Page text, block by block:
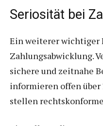
Seriosität bei
Ein weiterer wichtiger
Zahlungsabwicklung.
sichere und zeitnahe
informieren offen
stellen